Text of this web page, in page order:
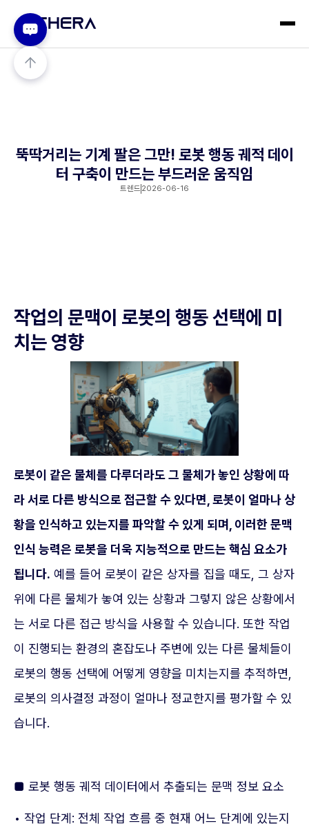
뚝딱거리는 기계 팔은 그만! 로봇 행동 궤적 데이
터 구축이 만드는 부드러운 움직임
트렌드 2026-06-16
작업의 문맥이 로봇의 행동 선택에 미
치는 영향
로봇이 같은 물체를 다루더라도 그 물체가 놓인 상황에 따
라 서로 다른 방식으로 접근할 수 있다면, 로봇이 얼마나 상
황을 인식하고 있는지를 파악할 수 있게 되며, 이러한 문맥
인식 능력은 로봇을 더욱 지능적으로 만드는 핵심 요소가
됩니다. 예를 들어 로봇이 같은 상자를 집을 때도, 그 상자
위에 다른 물체가 놓여 있는 상황과 그렇지 않은 상황에서
는 서로 다른 접근 방식을 사용할 수 있습니다. 또한 작업
이 진행되는 환경의 혼잡도나 주변에 있는 다른 물체들이
로봇의 행동 선택에 어떻게 영향을 미치는지를 추적하면,
로봇의 의사결정 과정이 얼마나 정교한지를 평가할 수 있
습니다.
■ 로봇 행동 궤적 데이터에서 추출되는 문맥 정보 요소
• 작업 단계: 전체 작업 흐름 중 현재 어느 단계에 있는지